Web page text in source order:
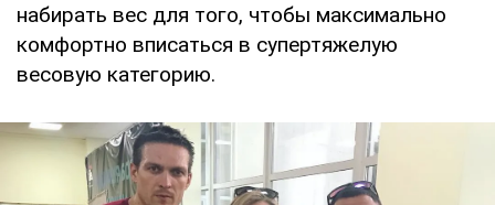
набирать вес для того, чтобы максимально
комфортно вписаться в супертяжелую
весовую категорию.